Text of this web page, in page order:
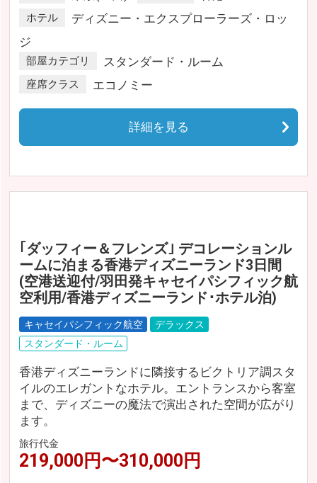
ホテル
ディズニー・エクスプローラーズ・ロッ
ジ
部屋カテゴリ スタンダード・ルーム
座席クラス エコノミー
詳細を見る
｢ダッフィー＆フレンズ｣ デコレーションル
ームに泊まる香港ディズニーランド3日間
(空港送迎付/羽田発キャセイパシフィック航
空利用/香港ディズニーランド･ホテル泊)
キャセイパシフィック航空
デラックス
スタンダード・ルーム
香港ディズニーランドに隣接するビクトリア調スタ
イルのエレガントなホテル。エントランスから客室
まで、ディズニーの魔法で演出された空間が広がり
ます。
旅行代金
219,000円〜310,000円